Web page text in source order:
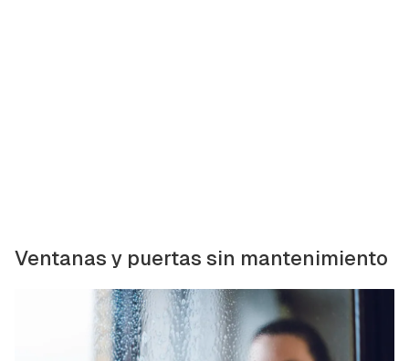
Ventanas y puertas sin mantenimiento